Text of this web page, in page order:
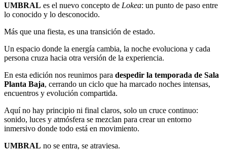
UMBRAL es el nuevo concepto de Lokea: un punto de paso entre
lo conocido y lo desconocido.
Más que una fiesta, es una transición de estado.
Un espacio donde la energía cambia, la noche evoluciona y cada
persona cruza hacia otra versión de la experiencia.
En esta edición nos reunimos para despedir la temporada de Sala
Planta Baja, cerrando un ciclo que ha marcado noches intensas,
encuentros y evolución compartida.
Aquí no hay principio ni final claros, solo un cruce continuo:
sonido, luces y atmósfera se mezclan para crear un entorno
inmersivo donde todo está en movimiento.
UMBRAL no se entra, se atraviesa.